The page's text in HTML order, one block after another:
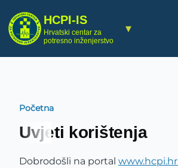
HCPI-IS
Hrvatski centar za
potresno inženjerstvo
▾
Breadcrumb
Početna
Uvjeti korištenja
Dobrodošli na portal www.hcpi.hr